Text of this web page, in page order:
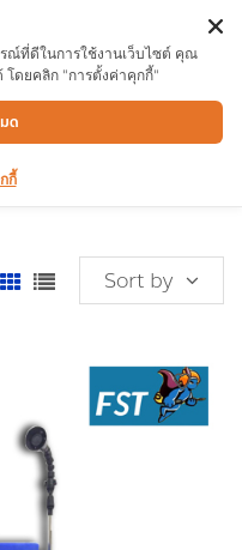
า
Sort by
รณ์ที่ดีในการใช้งานเว็บไซต์ คุณ
โดยคลิก "การตั้งค่าคุกกี้"
ด
กี้